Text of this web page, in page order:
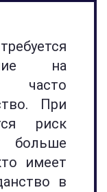
на
часто
При
риск
больше
имеет
в